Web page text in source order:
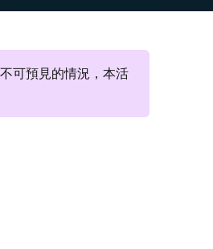
可預見的情況，本活